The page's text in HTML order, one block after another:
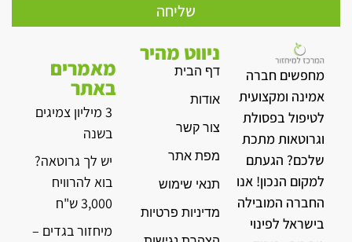
שליחה
מחפשים חברה
אמינה ומקצועית
לטיפול בפסולת
וגרוטאות מתכת
שלכם? הגעתם
למקום הנכון! אנו
החברה המובילה
בישראל לפינוי
ניווט מהיר
דף הבית
אודות
צור קשר
מפת אתר
תנאי שימוש
מדיניות פרטיות
מאמרים
באתר
3 מיליון צמיגים
בשנה
יש לך גרוטאה?
בוא להרוויח
3,000 ש"ח
מיחזור בגדים –